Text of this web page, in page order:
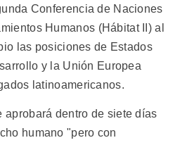
Conferencia de Naciones
Humanos (Hábitat II) al
las posiciones de Estados
y la Unión Europea
latinoamericanos.
aprobará dentro de siete días
humano "pero con